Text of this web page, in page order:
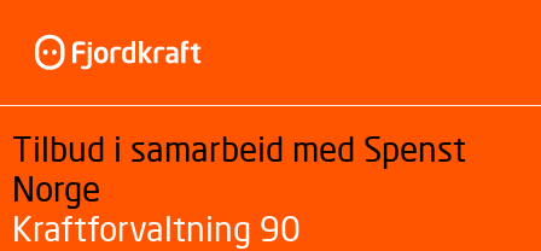
Tilbud i samarbeid med Spenst
Norge
Kraftforvaltning 90